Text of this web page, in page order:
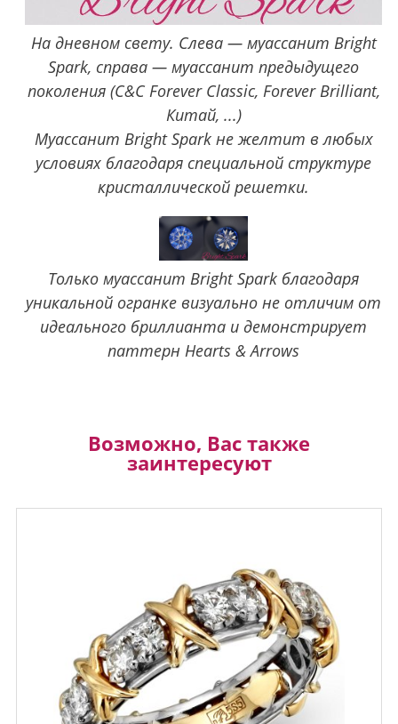
На дневном свету. Слева — муассанит Bright
Spark, справа — муассанит предыдущего
поколения (C&C Forever Classic, Forever Brilliant,
Китай, ...)
Муассанит Bright Spark не желтит в любых
условиях благодаря специальной структуре
кристаллической решетки.
Только муассанит Bright Spark благодаря
уникальной огранке визуально не отличим от
идеального бриллианта и демонстрирует
паттерн Hearts & Arrows
Возможно, Вас также
заинтересуют